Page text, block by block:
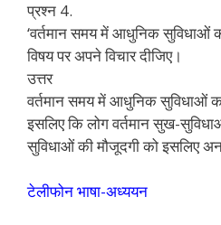
प्रश्न 4.
‘वर्तमान समय में आधुनिक सुविधाओं
विषय पर अपने विचार दीजिए।
उत्तर
वर्तमान समय में आधुनिक सुविधाओं
इसलिए कि लोग वर्तमान सुख-
सुविधाओं की मौजूदगी को इसलिए
टेलीफोन भाषा-अध्ययन